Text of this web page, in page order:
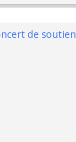
de soutien